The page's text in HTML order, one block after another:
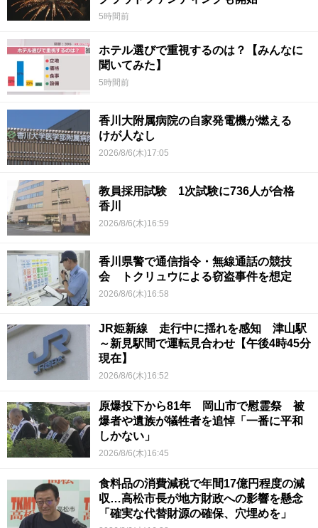
5時間前
ホテル選びで重視するのは？【みんなに
聞いてみた】
5時間前
香川大附属病院の自家発電機が燃える
けが人なし
2026/8/6(木)17:05
教員採用試験 1次試験に736人が合格
香川
2026/8/6(木)16:59
香川県警で通信指令・無線通話の競技
会 トクリュウによる窃盗事件を想定
2026/8/6(木)16:58
JR姫新線 走行中に揺れを感知 津山駅
～新見駅間で運転見合わせ【午後4時45分
現在】
2026/8/6(木)16:52
原爆投下から81年 岡山市で慰霊祭 被
爆者や遺族が犠牲者を追悼「一番に平和
しかない」
2026/8/6(木)16:45
食料品の消費減税で年間17億円程度の減
収…高松市長が地方財政への影響を懸念
「確実な代替財源の確保、穴埋めを」